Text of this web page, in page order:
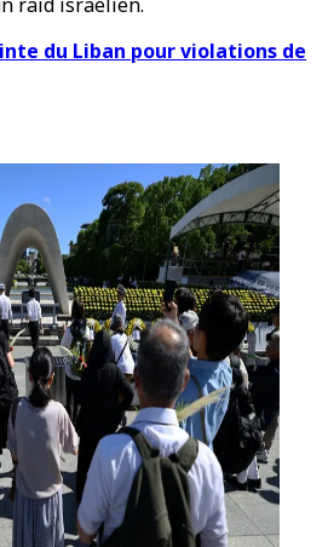
du Liban pour violations de